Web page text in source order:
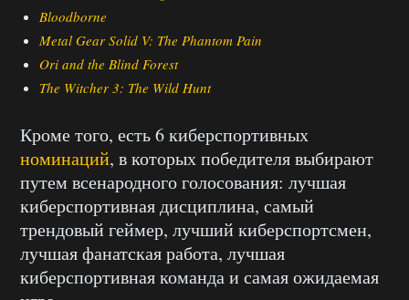
Bloodborne
Metal Gear Solid V: The Phantom Pain
Ori and the Blind Forest
The Witcher 3: The Wild Hunt
Кроме того, есть 6 киберспортивных
номинаций, в которых победителя выбирают
путем всенародного голосования: лучшая
киберспортивная дисциплина, самый
трендовый геймер, лучший киберспортсмен,
лучшая фанатская работа, лучшая
киберспортивная команда и самая ожидаемая